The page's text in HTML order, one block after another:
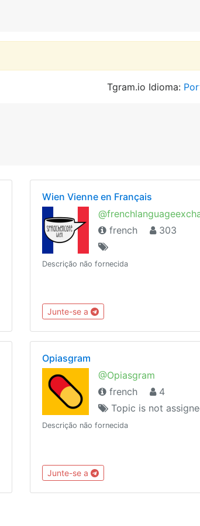
Tgram.io Idioma:
Wien Vienne en Français
french
303
Descrição não fornecida
Junte-se a
Opiasgram
@Opiasgram
french
4
Topic is not
Descrição não fornecida
Junte-se a